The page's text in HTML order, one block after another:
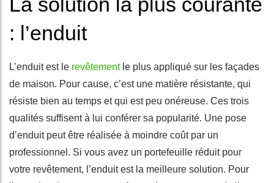
: l’enduit
L’enduit est le revêtementle plus appliqué sur les façades
de maison. Pour cause, c’est une matière résistante, qui
résiste bien au temps et qui est peu onéreuse. Ces trois
qualités suffisent à lui conférer sa popularité. Une pose
d’enduit peut être réalisée à moindre coût par un
professionnel. Si vous avez un portefeuille réduit pour
votre revêtement, l’enduit est la meilleure solution. Pour